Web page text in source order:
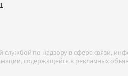
по надзору в сфере связи,
содержащейся в рекламных